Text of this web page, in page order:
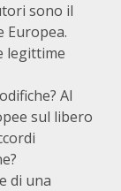
sono il
Europea.
legittime
Al
sul libero
di una